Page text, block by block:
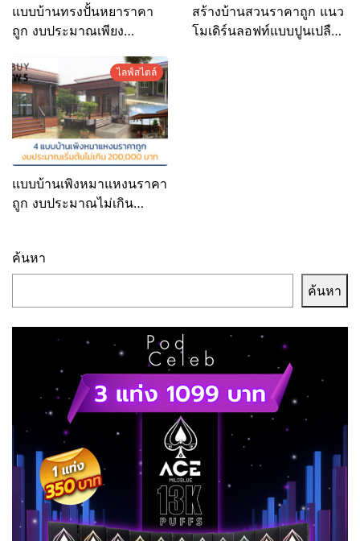
แบบบ้านทรงปั้นหยาราคา
ถูก งบประมาณเพียง
สร้างบ้านสวนราคาถูก แนว
โมเดิร์นลอฟท์แบบปูนเปลือย
ไลฟ์สไตล์
แบบบ้านเพิงหมาแหงนราคา
ถูก งบประมาณไม่เกิน
ค้นหา
ค้นหา